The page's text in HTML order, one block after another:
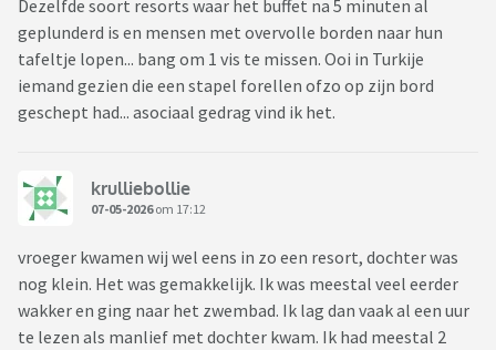
Dezelfde soort resorts waar het buffet na 5 minuten al
geplunderd is en mensen met overvolle borden naar hun
tafeltje lopen... bang om 1 vis te missen. Ooi in Turkije
iemand gezien die een stapel forellen ofzo op zijn bord
geschept had... asociaal gedrag vind ik het.
krulliebollie
07-05-2026om 17:12
vroeger kwamen wij wel eens in zo een resort, dochter was
nog klein. Het was gemakkelijk. Ik was meestal veel eerder
wakker en ging naar het zwembad. Ik lag dan vaak al een uur
te lezen als manlief met dochter kwam. Ik had meestal 2